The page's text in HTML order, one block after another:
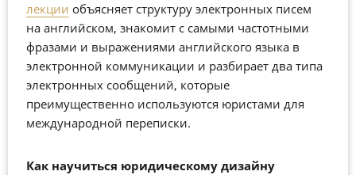
лекции объясняет структуру электронных писем
на английском, знакомит с самыми частотными
фразами и выражениями английского языка в
электронной коммуникации и разбирает два типа
электронных сообщений, которые
преимущественно используются юристами для
международной переписки.
Как научиться юридическому дизайну